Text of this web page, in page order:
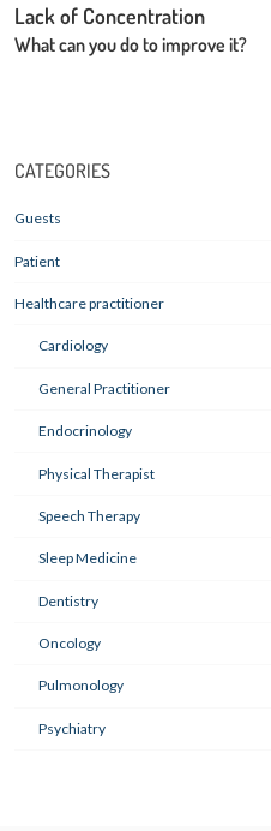
Lack of Concentration
What can you do to improve it?
CATEGORIES
Guests
Patient
Healthcare practitioner
Cardiology
General Practitioner
Endocrinology
Physical Therapist
Speech Therapy
Sleep Medicine
Dentistry
Oncology
Pulmonology
Psychiatry